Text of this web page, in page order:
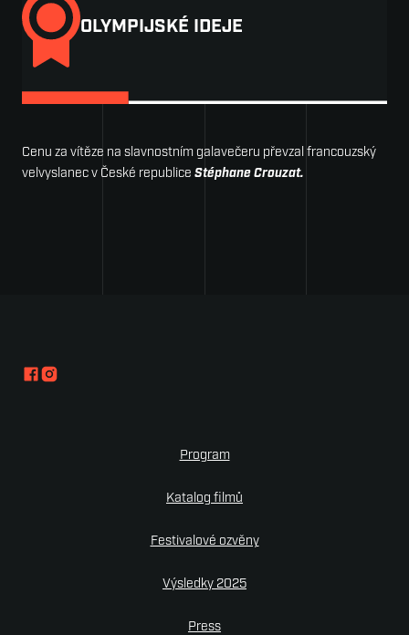
OLYMPIJSKÉ IDEJE
Cenu za vítěze na slavnostním galavečeru převzal francouzský
velvyslanec v České republice Stéphane Crouzat.
Program
Katalog filmů
Festivalové ozvěny
Výsledky 2025
Press